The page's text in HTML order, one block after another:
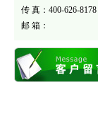
传 真：400-626-8178
邮 箱：